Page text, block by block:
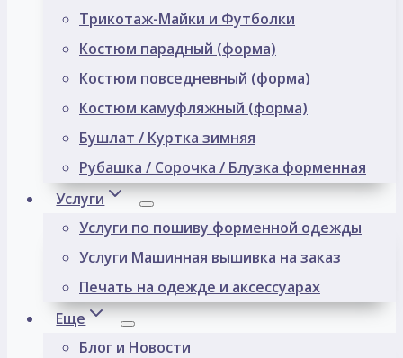
Трикотаж-Майки и Футболки
Костюм парадный (форма)
Костюм повседневный (форма)
Костюм камуфляжный (форма)
Бушлат / Куртка зимняя
Рубашка / Сорочка / Блузка форменная
Услуги
Услуги по пошиву форменной одежды
Услуги Машинная вышивка на заказ
Печать на одежде и аксессуарах
Еще
Блог и Новости